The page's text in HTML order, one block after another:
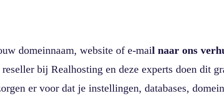
domeinnaam, website of e-mail naar ons
bij Realhosting en deze experts doen dit
er voor dat je instellingen, databases,